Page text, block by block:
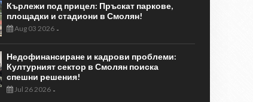
Кърлежи под прицел: Пръскат паркове,
площадки и стадиони в Смолян!
Aug 03 2026-
Недофинансиране и кадрови проблеми:
Културният сектор в Смолян поиска
спешни решения!
Jul 26 2026-